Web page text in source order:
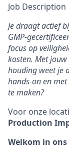
Job Description
Je draagt actief
focus op
kosten. Met
houding weet je
hands-on en
te maken?
Voor onze
Production
Welkom in